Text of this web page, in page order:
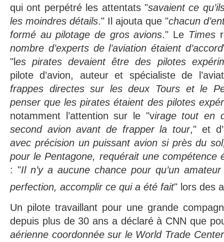
qui ont perpétré les attentats "savaient ce
les moindres détails." Il ajouta que "chacun
formé au pilotage de gros avions." Le Times
nombre d’experts de l’aviation étaient d’accord
"les pirates devaient être des pilotes
pilote d’avion, auteur et spécialiste de
frappes directes sur les deux Tours et le
penser que les pirates étaient des pilotes
notamment l’attention sur le "virage tout en
second avion avant de frapper la tour," et
avec précision un puissant avion si près du
pour le Pentagone, requérait une compétence
: "Il n’y a aucune chance pour qu’un
perfection, accomplir ce qui a été fait" lors des
Un pilote travaillant pour une grande
depuis plus de 30 ans a déclaré à CNN que
aérienne coordonnée sur le World Trade